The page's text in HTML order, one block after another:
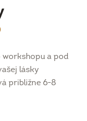
workshopu a pod
lásky
približne 6-8